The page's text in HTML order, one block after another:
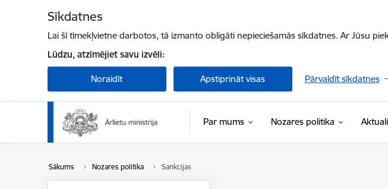
Sīkdatnes
Lai šī tīmekļvietne darbotos, tā izmanto obligāti nepieciešamās sīkdatnes. Ar Jūsu
Lūdzu, atzīmējiet savu izvēli:
Noraidīt Apstiprināt visas Pārvaldīt sīkdatnes
Par mums Nozares politika
Sākums Nozares politika Sankcijas